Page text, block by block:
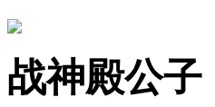
战神殿公子